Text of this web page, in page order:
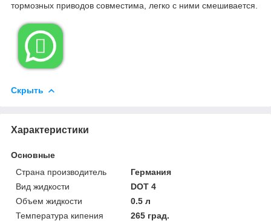
тормозных приводов совместима, легко с ними смешивается.

Скрыть
Характеристики
Основные
Страна производитель
Германия
Вид жидкости
DOT 4
Объем жидкости
0.5 л
Температура кипения
265 град.